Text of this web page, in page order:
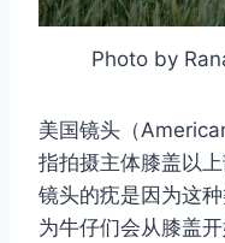
Photo by
美国镜头（
指拍摄主体膝盖以
镜头的㽸是因为这
为牛仔们会从膝盖